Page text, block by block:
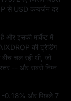
से USD कन्वर्ज़न दर
है और इसकी मार्केट में
की ट्रेडिंग
चल रही थी, जो
-- और सबसे निम्न
-0.18% और पिछले 7